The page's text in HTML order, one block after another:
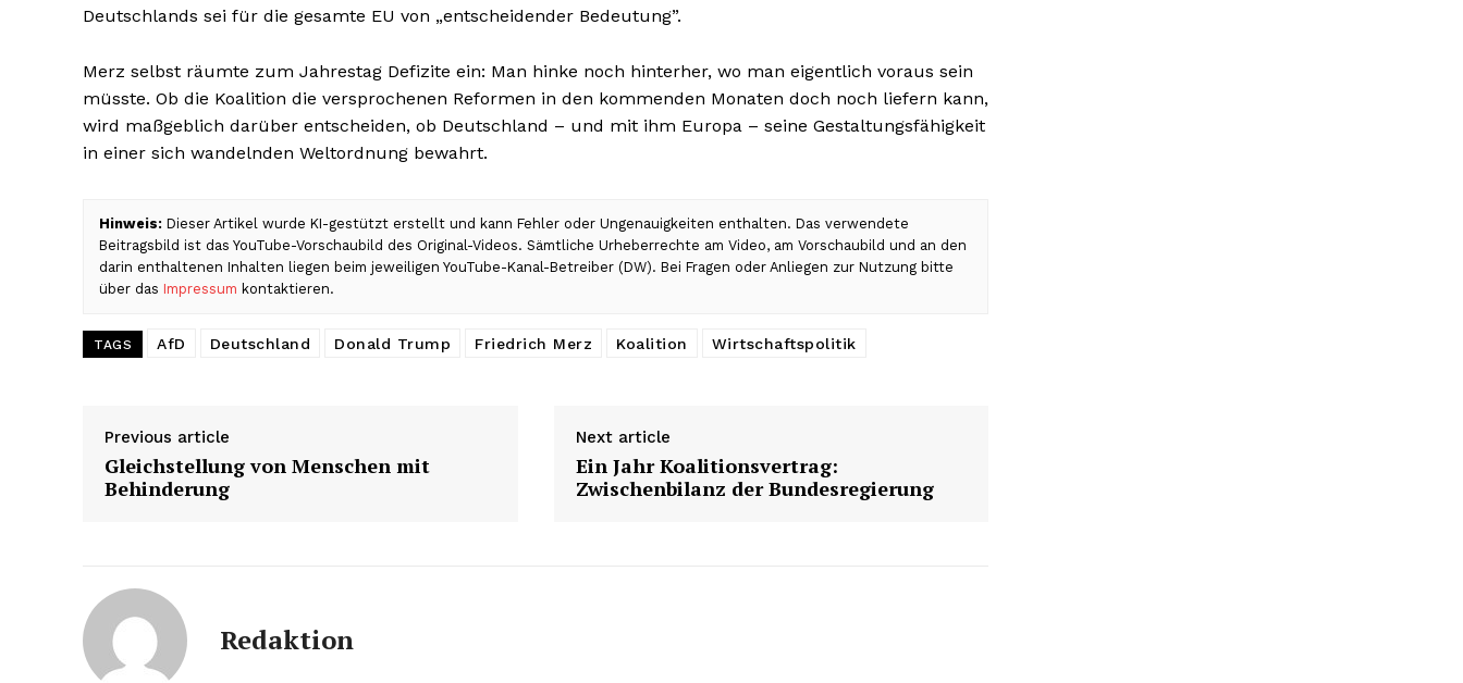
Deutschlands sei für die gesamte EU von „entscheidender Bedeutung”.
Merz selbst räumte zum Jahrestag Defizite ein: Man hinke noch hinterher, wo man eigentlich voraus sein
müsste. Ob die Koalition die versprochenen Reformen in den kommenden Monaten doch noch liefern kann,
wird maßgeblich darüber entscheiden, ob Deutschland – und mit ihm Europa – seine Gestaltungsfähigkeit
in einer sich wandelnden Weltordnung bewahrt.
Hinweis: Dieser Artikel wurde KI-gestützt erstellt und kann Fehler oder Ungenauigkeiten enthalten. Das verwendete
Beitragsbild ist das YouTube-Vorschaubild des Original-Videos. Sämtliche Urheberrechte am Video, am Vorschaubild und an den
darin enthaltenen Inhalten liegen beim jeweiligen YouTube-Kanal-Betreiber (DW). Bei Fragen oder Anliegen zur Nutzung bitte
über das Impressum kontaktieren.
TAGS AfD Deutschland Donald Trump Friedrich Merz Koalition Wirtschaftspolitik
Previous article
Gleichstellung von Menschen mit
Behinderung
Next article
Ein Jahr Koalitionsvertrag:
Zwischenbilanz der Bundesregierung
Redaktion